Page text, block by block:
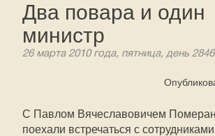
Два повара и один
министр
26 марта 2010 года, пятница, день 2846
С Павлом Вячеславовичем
поехали встречаться с